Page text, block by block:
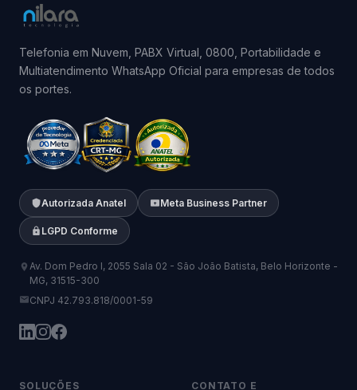
Telefonia em Nuvem, PABX Virtual, 0800, Portabilidade e
Multiatendimento WhatsApp Oficial para empresas de todos
os portes.
Autorizada Anatel Meta Business Partner
LGPD Conforme
Av. Dom Pedro I, 2055 Sala 02 - São João Batista, Belo Horizonte -
MG, 31515-300
CNPJ 42.793.818/0001-59
SOLUÇÕES
CONTATO E